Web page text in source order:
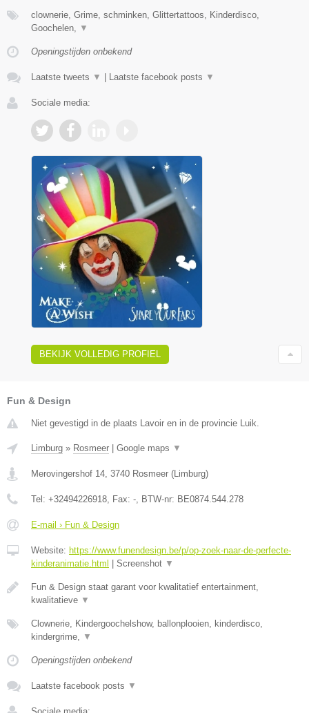
clownerie, Grime, schminken, Glittertattoos, Kinderdisco,
Goochelen,
▼
Openingstijden onbekend
Laatste tweets ▼ | Laatste facebook posts ▼
Sociale media:
BEKIJK VOLLEDIG PROFIEL
Fun & Design
Niet gevestigd in de plaats Lavoir en in de provincie Luik.
Limburg » Rosmeer | Google maps ▼
Merovingershof 14 3740 Rosmeer (Limburg)
Tel: +32494226918 , Fax: - , BTW-nr: BE0874.544.278
E-mail › Fun & Design
Website: https://www.funendesign.be/p/op-zoek-naar-de-perfecte-
kinderanimatie.html | Screenshot ▼
Fun & Design staat garant voor kwalitatief entertainment,
kwalitatieve ▼
Clownerie, Kindergoochelshow, ballonplooien, kinderdisco,
kindergrime,
▼
Openingstijden onbekend
Laatste facebook posts ▼
Sociale media: